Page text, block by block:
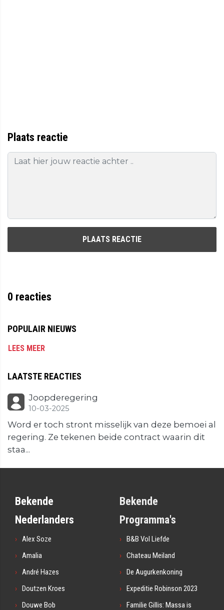
Plaats reactie
PLAATS REACTIE
0 reacties
POPULAIR NIEUWS
LEES MEER
LAATSTE REACTIES
Joopderegering
10-03-2025
Word er toch stront misselijk van deze bemoei al
regering. Ze tekenen beide contract waarin dit
staa...
Bekende
Nederlanders
Alex Soze
Amalia
André Hazes
Doutzen Kroes
Douwe Bob
Bekende
Programma's
B&B Vol Liefde
Chateau Meiland
De Augurkenkoning
Expeditie Robinson 2023
Familie Gillis: Massa is